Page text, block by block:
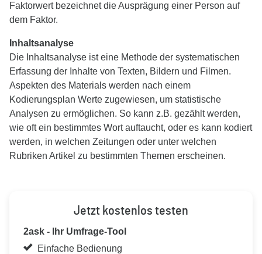
Faktorwert bezeichnet die Ausprägung einer Person auf
dem Faktor.
Inhaltsanalyse
Die Inhaltsanalyse ist eine Methode der systematischen
Erfassung der Inhalte von Texten, Bildern und Filmen.
Aspekten des Materials werden nach einem
Kodierungsplan Werte zugewiesen, um statistische
Analysen zu ermöglichen. So kann z.B. gezählt werden,
wie oft ein bestimmtes Wort auftaucht, oder es kann kodiert
werden, in welchen Zeitungen oder unter welchen
Rubriken Artikel zu bestimmten Themen erscheinen.
Jetzt kostenlos testen
2ask - Ihr Umfrage-Tool
Einfache Bedienung